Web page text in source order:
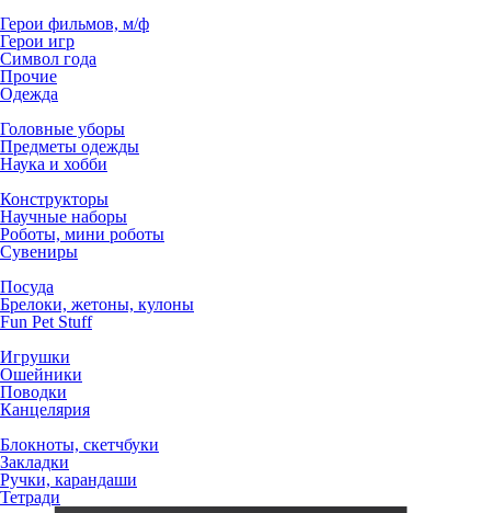
Герои фильмов, м/ф
Герои игр
Символ года
Прочие
Одежда
Головные уборы
Предметы одежды
Наука и хобби
Конструкторы
Научные наборы
Роботы, мини роботы
Сувениры
Посуда
Брелоки, жетоны, кулоны
Fun Pet Stuff
Игрушки
Ошейники
Поводки
Канцелярия
Блокноты, скетчбуки
Закладки
Ручки, карандаши
Тетради